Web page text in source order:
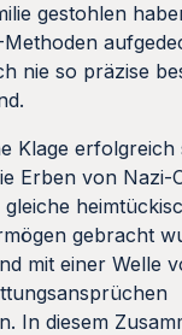
gestohlen
nie so präzise
Klage erfolgreich
Erben von Nazi-
gebracht
mit einer Welle
In diesem